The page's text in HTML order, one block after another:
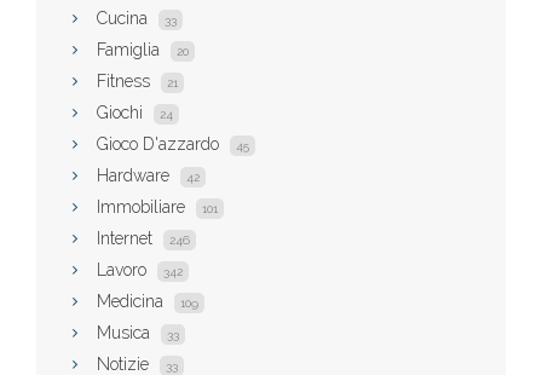
Cucina 33
Famiglia 20
Fitness 21
Giochi 24
Gioco D'azzardo 45
Hardware 42
Immobiliare 101
Internet 246
Lavoro 342
Medicina 109
Musica 33
Notizie 33